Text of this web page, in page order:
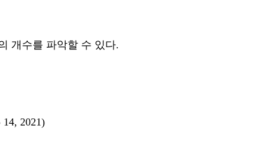
개수를 파악할 수 있다.
14, 2021)